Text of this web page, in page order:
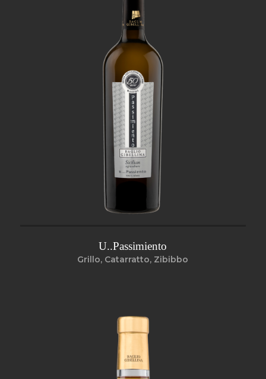
U..Passimiento
Grillo, Catarratto, Zibibbo